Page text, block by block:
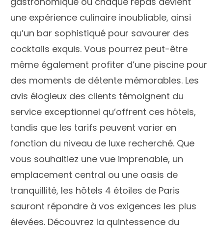
une expérience culinaire inoubliable, ainsi
qu’un bar sophistiqué pour savourer des
cocktails exquis. Vous pourrez peut-être
même également profiter d’une piscine pour
des moments de détente mémorables. Les
avis élogieux des clients témoignent du
service exceptionnel qu’offrent ces hôtels,
tandis que les tarifs peuvent varier en
fonction du niveau de luxe recherché. Que
vous souhaitiez une vue imprenable, un
emplacement central ou une oasis de
tranquillité, les hôtels 4 étoiles de Paris
sauront répondre à vos exigences les plus
élevées. Découvrez la quintessence du